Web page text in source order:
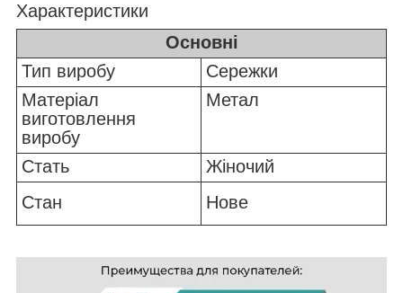
Характеристики
Основні
Тип виробу
Сережки
Матеріал
виготовлення
виробу
Метал
Стать
Жіночий
Стан
Нове